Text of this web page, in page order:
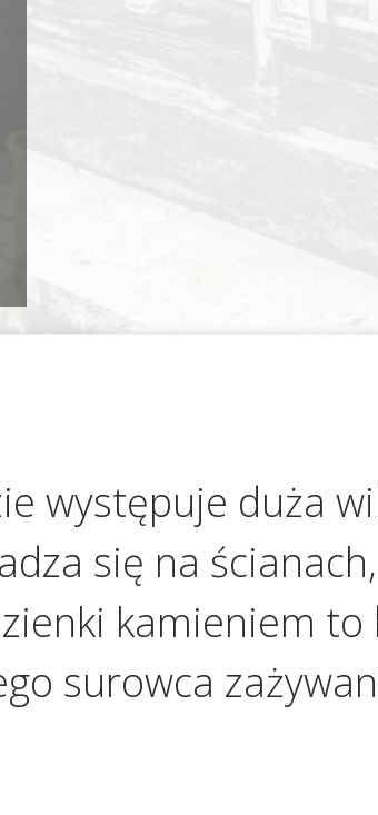
występuje duża
się na
kamieniem
surowca